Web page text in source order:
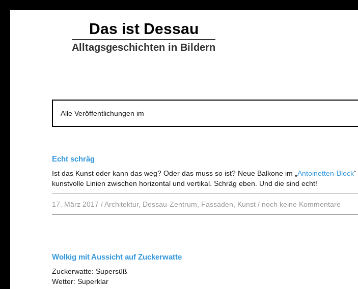
Das ist Dessau
Alltagsgeschichten in Bildern
Alle Veröffentlichungen im
Echt schräg
Ist das Kunst oder kann das weg? Oder das muss so ist? Neue Balkone im „ Antoinetten-Block
kunstvolle Linien zwischen horizontal und vertikal. Schräg eben. Und die sind echt!
17. März 2017 /Architektur, Dessau-Zentrum Fassaden Kunst / noch keine Kommentare
Wolkig mit Aussicht auf Zuckerwatte
Zuckerwatte: Supersüß
Wetter: Superklar